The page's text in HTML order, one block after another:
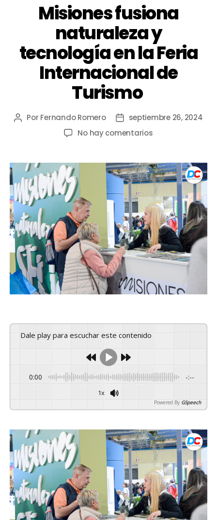
Misiones fusiona
naturaleza y
tecnología en la Feria
Internacional de
Turismo
Por Fernando Romero
septiembre 26, 2024
No hay comentarios
Dale play para escuchar este contenido
0:00 -:--
1x
Powered By GSpeech